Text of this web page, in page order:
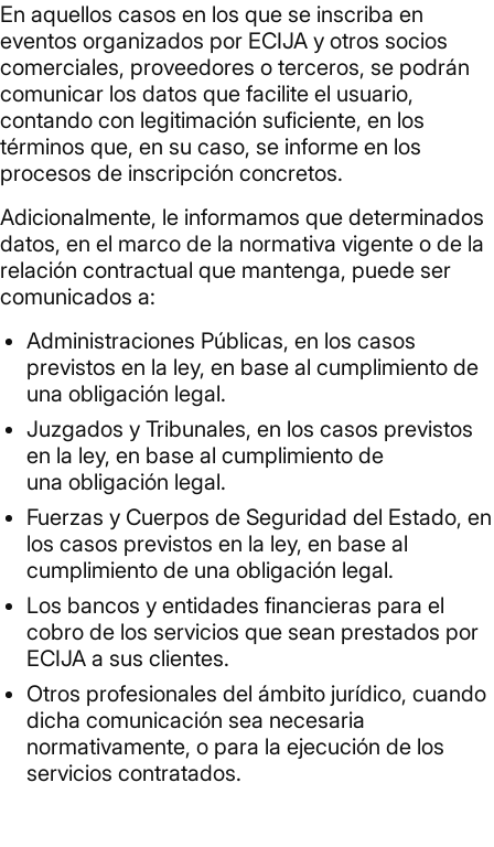
En aquellos casos en los que se inscriba en
eventos organizados por ECIJA y otros socios
comerciales, proveedores o terceros, se podrán
comunicar los datos que facilite el usuario,
contando con legitimación suficiente, en los
términos que, en su caso, se informe en los
procesos de inscripción concretos.
Adicionalmente, le informamos que determinados
datos, en el marco de la normativa vigente o de la
relación contractual que mantenga, puede ser
comunicados a:
Administraciones Públicas, en los casos
previstos en la ley, en base al cumplimiento de
una obligación legal.
Juzgados y Tribunales, en los casos previstos
en la ley, en base al cumplimiento de
una obligación legal.
Fuerzas y Cuerpos de Seguridad del Estado, en
los casos previstos en la ley, en base al
cumplimiento de una obligación legal.
Los bancos y entidades financieras para el
cobro de los servicios que sean prestados por
ECIJA a sus clientes.
Otros profesionales del ámbito jurídico, cuando
dicha comunicación sea necesaria
normativamente, o para la ejecución de los
servicios contratados.